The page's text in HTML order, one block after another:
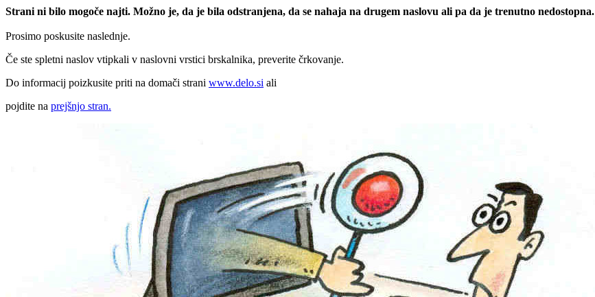
Strani ni bilo mogoče najti. Možno je, da je bila odstranjena, da se nahaja na drugem naslovu ali pa da je trenutno nedostopna.
Prosimo poskusite naslednje.
Če ste spletni naslov vtipkali v naslovni vrstici brskalnika, preverite črkovanje.
Do informacij poizkusite priti na domači strani www.delo.si ali
pojdite na prejšnjo stran.